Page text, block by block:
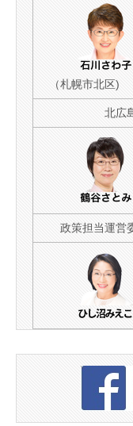
（札幌市北区)
北広島市
政策担当運営